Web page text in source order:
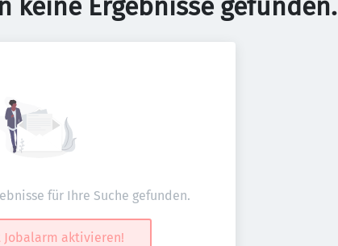
keine Ergebnisse gefunden.
für Ihre Suche gefunden.
Jobalarm aktivieren!